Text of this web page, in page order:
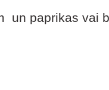
un paprikas vai